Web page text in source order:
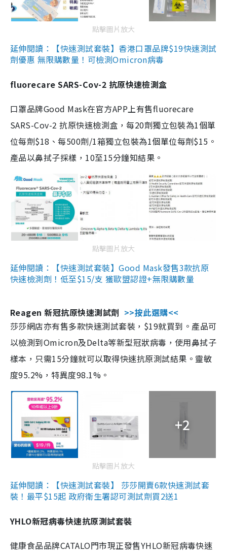
點擊圖片放大
延伸閱讀：【快速測試套裝】香港口罩品牌$19快速測試
劑優惠 無限購數量！可檢測Omicron病毒
fluorecare SARS-Cov-2 抗原快速檢測盒
口罩品牌Good Mask在官方APP上有售fluorecare
SARS-Cov-2 抗原快速檢測盒，每20劑獨立包裝為1個單
位每劑$18、每500劑/1箱獨立包裝為1個單位每劑$15。
產品以鼻拭子採樣，10至15分鐘知結果。
點擊圖片放大
延伸閱讀：【快速測試套裝】Good Mask發售3款抗原
快速檢測劑！低至$15/支 獲歐盟認證+無限購數量
Reagen 新冠抗原快速測試劑 >>按此選購<<
莎莎網店亦有售多款快速測試套裝，$19就買到。產品可
以檢測到Omicron及Delta等新型冠狀病毒，使用鼻拭子
樣本，只需15分鐘就可以取得快速抗原測試結果。靈敏
度95.2%，特異度98.1%。
+2
點擊圖片放大
延伸閱讀：【快速測試套裝】 莎莎開賣6款快速測試套
裝！最平$15起 政府衛生署認可測試劑買2送1
YHLO新冠病毒快速抗原測試套裝
健康食品品牌CATALO門市現正發售YHLO新冠病毒快速